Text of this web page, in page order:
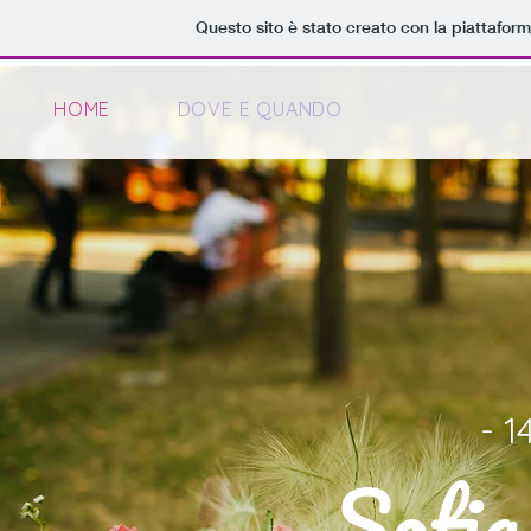
Questo sito è stato creato con la
HOME DOVE E QUANDO
-